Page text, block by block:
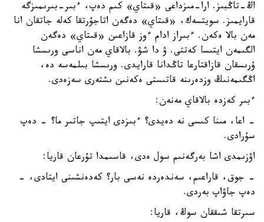
اڭ-تاڭبىز. ارا-مىزداعى «قىتاي» كىم دەپ، ءبىر-بىرىمىزگە
قارايمىز. سويتسەك، «قىتاي» دەگەن اتاجۇرتقا كەلە جاتقان انا
مەن بالا ەكەن. ءبىراز ادام ءوز قازاعىن «قىتاي» دەگەن
الگىمەن ايتىسا كەتتى. ۋ دا شۋ. بالاقاي مەن اناسى ورىسشا
ۇرىسقان قازاقتارعا تاڭدانا قارايدى. ورىسشا بىلمەسە دە،
اڭگىمەنىڭ وزدەرىنە قاتىستى ەكەنىن ىشتەرى سەزەدى.
ءبىر كەزدە بالاقاي مەنەن:
- اعا، مىنا كىسى نە دەيدى؟ ءبىزدى ايتىپ جاتىر ما؟ - دەپ
سۇرادى.
اۋزىمدى اشا بەرگەنىم سول ەدى، قاسىمدا تۇرعان قاريا:
- جوق، قاراعىم، سەندەردە نەسى بار؟ كەدەنشىنى ايتادى، -
دەپ جاۋاپ بەردى.
سىرتقا شىققان سوڭ، قاريا: